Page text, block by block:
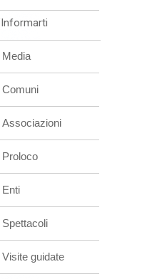
Informarti
Media
Comuni
Associazioni
Proloco
Enti
Spettacoli
Visite guidate